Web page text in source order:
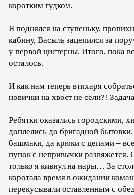
коротким гудком.
Я поднялся на ступеньку,
кабину, Васыль зацепился за
у первой цистерны. Итого, пока
осталось.
И как нам теперь втихаря
новички на хвост не сели?!
Ребятки оказались городскими,
доплелись до бригадной
башмаки, да крюки с цепами –
пупок с непривычки развяжется.
только я кивнул на нары… За
коротала время в ожидании
перекусывали оставленным с